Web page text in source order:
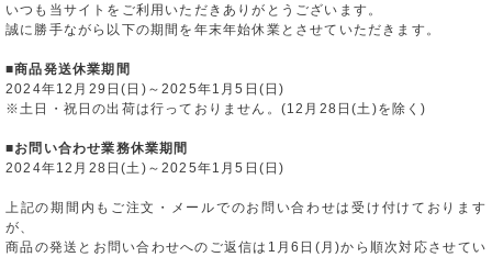
いつも当サイトをご利用いただきありがとうございます。
誠に勝手ながら以下の期間を年末年始休業とさせていただきます。
■商品発送休業期間
2024年12月29日(日)～2025年1月5日(日)
※土日・祝日の出荷は行っておりません。(12月28日(土)を除く)
■お問い合わせ業務休業期間
2024年12月28日(土)～2025年1月5日(日)
上記の期間内もご注文・メールでのお問い合わせは受け付けております
が、
商品の発送とお問い合わせへのご返信は1月6日(月)から順次対応させてい